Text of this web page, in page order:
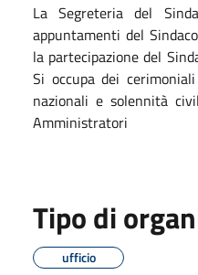
La Segreteria del
appuntamenti del
la partecipazione del
Si occupa dei
nazionali e solennità
Amministratori
Tipo di
ufficio